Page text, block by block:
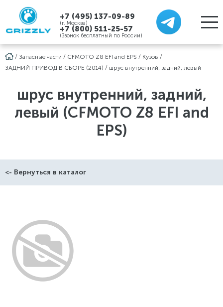
+7 (495) 137-09-89
(г. Москва)
+7 (800) 511-25-57
(Звонок бесплатный по России)
/ Запасные части / CFMOTO Z8 EFI and EPS / Кузов /
ЗАДНИЙ ПРИВОД В СБОРЕ (2014) / шрус внутренний, задний, левый
шрус внутренний, задний,
левый (CFMOTO Z8 EFI and
EPS)
<- Вернуться в каталог